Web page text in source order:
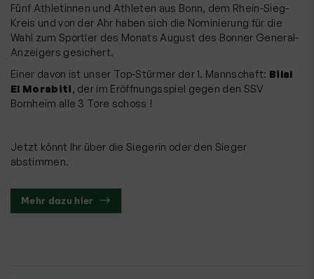
Fünf Athletinnen und Athleten aus Bonn, dem Rhein-Sieg-
Kreis und von der Ahr haben sich die Nominierung für die
Wahl zum Sportler des Monats August des Bonner General-
Anzeigers gesichert.
Einer davon ist unser Top-Stürmer der 1. Mannschaft: Bilal
El Morabiti, der im Eröffnungsspiel gegen den SSV
Bornheim alle 3 Tore schoss !
Jetzt könnt Ihr über die Siegerin oder den Sieger
abstimmen.
Mehr dazu hier